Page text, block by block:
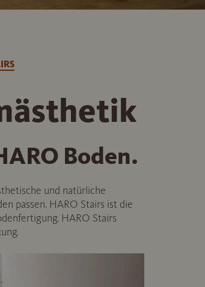
Boden.
und natürliche
passen. HARO Stairs ist die
HARO Stairs